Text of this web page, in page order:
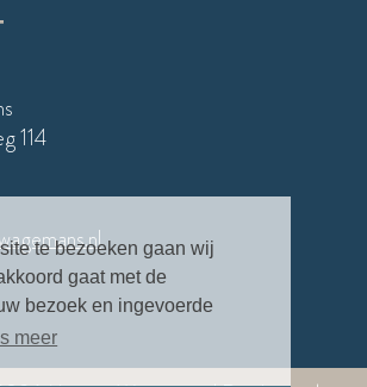
te bezoeken gaan wij
gaat met de
bezoek en ingevoerde
meer
114